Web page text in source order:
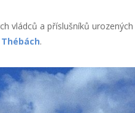
vládců a příslušníků
Thébách.